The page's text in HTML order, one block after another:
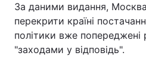
За даними видання,
перекрити країні
політики вже попереджені
"заходами у відповідь".